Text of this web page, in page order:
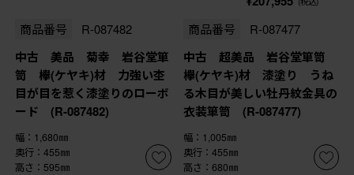
商品番号 R-087482
中古 美品 菊幸 岩谷堂箪
笥 欅(ケヤキ)材 力強い杢
目が目を惹く漆塗りのローボ
ード (R-087482)
幅：1,680㎜
奥行：455㎜
高さ：595㎜
商品番号 R-087477
中古 超美品 岩谷堂箪笥
欅(ケヤキ)材 漆塗り うね
る木目が美しい牡丹紋金具の
衣装箪笥 (R-087477)
幅：1,005㎜
奥行：455㎜
高さ：680㎜